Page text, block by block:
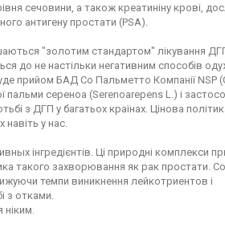
сечовини, а також креатиніну крові,
антигену простати (PSA).
"золотим стандартом" лікування ДГП
до не настільки негативним способів
прийом БАД Со Пальметто Компанії NSP
сереноа (Serenoarepens L.) і
з ДГП у багатьох країнах. Цінова
навіть у нас.
інгредієнтів. Ці природні комплекси
такого захворювання як рак простати.
темпи виникнення лейкотриентов і
з отками.
ніким.